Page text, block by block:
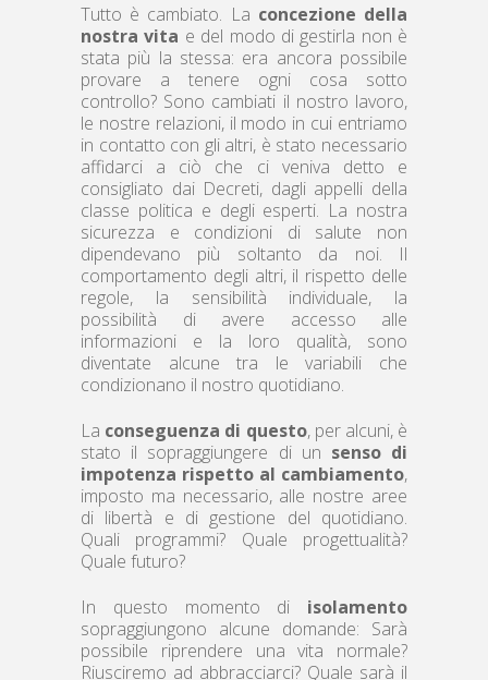
Tutto è cambiato. La concezione della
nostra vita e del modo di gestirla non è
stata più la stessa: era ancora possibile
provare a tenere ogni cosa sotto
controllo? Sono cambiati il nostro lavoro,
le nostre relazioni, il modo in cui entriamo
in contatto con gli altri, è stato necessario
affidarci a ciò che ci veniva detto e
consigliato dai Decreti, dagli appelli della
classe politica e degli esperti. La nostra
sicurezza e condizioni di salute non
dipendevano più soltanto da noi. Il
comportamento degli altri, il rispetto delle
regole, la sensibilità individuale, la
possibilità di avere accesso alle
informazioni e la loro qualità, sono
diventate alcune tra le variabili che
condizionano il nostro quotidiano.
La conseguenza di questo, per alcuni, è
stato il sopraggiungere di un senso di
impotenza rispetto al cambiamento,
imposto ma necessario, alle nostre aree
di libertà e di gestione del quotidiano.
Quali programmi? Quale progettualità?
Quale futuro?
In questo momento di isolamento
sopraggiungono alcune domande: Sarà
possibile riprendere una vita normale?
Riusciremo ad abbracciarci? Quale sarà il